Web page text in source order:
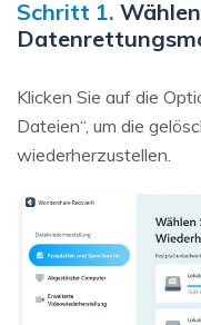
Schritt 1.
Klicken Sie auf die
Dateien“, um die
wiederherzustellen.